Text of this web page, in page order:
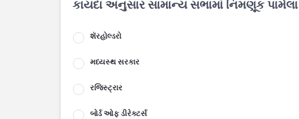
કાયદા અનુસાર સામાન્ય સભામાં નિમણૂક
શૅરહોલ્ડરો
મધ્યસ્થ સરકાર
રજિસ્ટ્રાર
બોર્ડ ઓફ ડીરેક્ટર્સ